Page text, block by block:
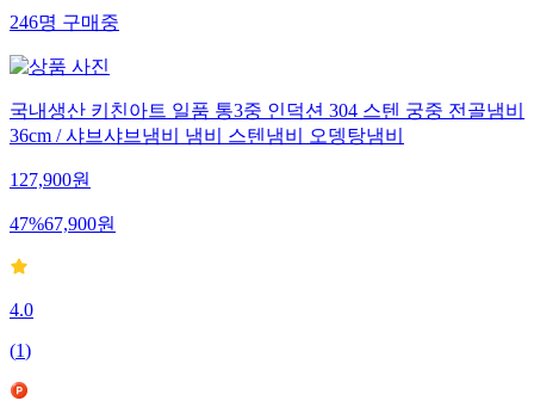
246명구매중
국내생산 키친아트 일품 통3중 인덕션 304 스텐 궁중 전골냄비
36cm / 샤브샤브냄비 냄비 스텐냄비 오뎅탕냄비
127,900원
47%67,900원
4.0
(1)